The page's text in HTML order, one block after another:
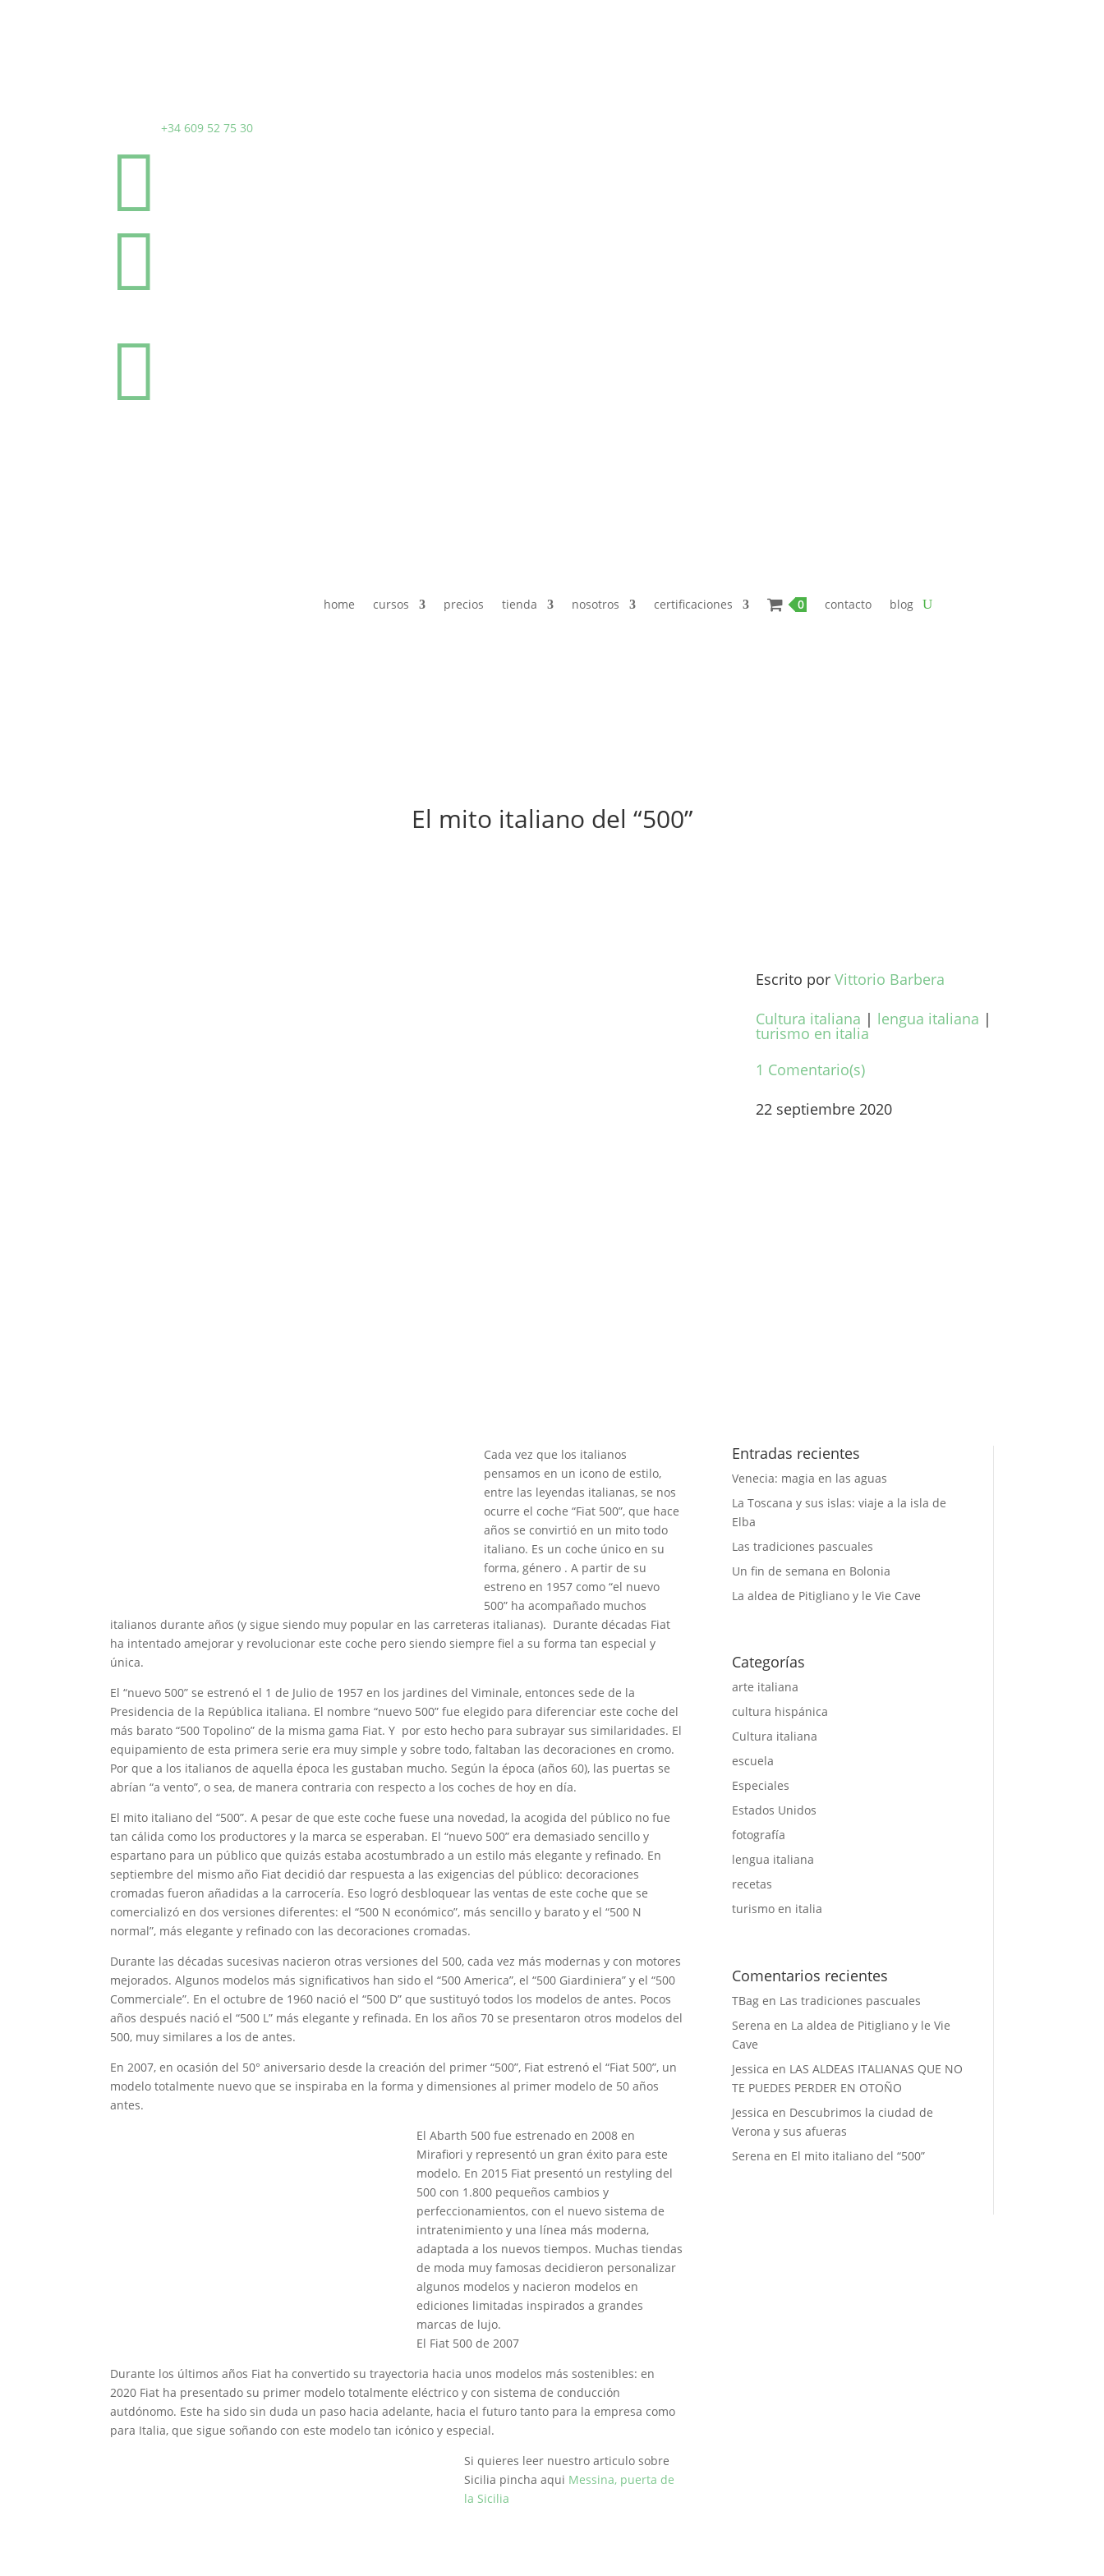
+34 609 52 75 30



home cursos precios tienda nosotros certificaciones 0 productos
contacto blog
El mito italiano del “500”
Escrito porVittorio Barbera
Cultura italiana | lengua italiana |
turismo en italia
1 Comentario(s)
22 septiembre 2020
Cada vez que los italianos
pensamos en un icono de estilo,
entre las leyendas italianas, se nos
ocurre el coche “Fiat 500”, que hace
años se convirtió en un mito todo
italiano. Es un coche único en su
forma, género . A partir de su
estreno en 1957 como “el nuevo
500” ha acompañado muchos
italianos durante años (y sigue siendo muy popular en las carreteras italianas). Durante décadas Fiat
ha intentado amejorar y revolucionar este coche pero siendo siempre fiel a su forma tan especial y
única.
El “nuevo 500” se estrenó el 1 de Julio de 1957 en los jardines del Viminale, entonces sede de la
Presidencia de la República italiana. El nombre “nuevo 500” fue elegido para diferenciar este coche del
más barato “500 Topolino” de la misma gama Fiat. Y por esto hecho para subrayar sus similaridades. El
equipamiento de esta primera serie era muy simple y sobre todo, faltaban las decoraciones en cromo.
Por que a los italianos de aquella época les gustaban mucho. Según la época (años 60), las puertas se
abrían “a vento”, o sea, de manera contraria con respecto a los coches de hoy en día.
El mito italiano del “500”. A pesar de que este coche fuese una novedad, la acogida del público no fue
tan cálida como los productores y la marca se esperaban. El “nuevo 500” era demasiado sencillo y
espartano para un público que quizás estaba acostumbrado a un estilo más elegante y refinado. En
septiembre del mismo año Fiat decidió dar respuesta a las exigencias del público: decoraciones
cromadas fueron añadidas a la carrocería. Eso logró desbloquear las ventas de este coche que se
comercializó en dos versiones diferentes: el “500 N económico”, más sencillo y barato y el “500 N
normal”, más elegante y refinado con las decoraciones cromadas.
Durante las décadas sucesivas nacieron otras versiones del 500, cada vez más modernas y con motores
mejorados. Algunos modelos más significativos han sido el “500 America”, el “500 Giardiniera” y el “500
Commerciale”. En el octubre de 1960 nació el “500 D” que sustituyó todos los modelos de antes. Pocos
años después nació el “500 L” más elegante y refinada. En los años 70 se presentaron otros modelos del
500, muy similares a los de antes.
En 2007, en ocasión del 50° aniversario desde la creación del primer “500”, Fiat estrenó el “Fiat 500”, un
modelo totalmente nuevo que se inspiraba en la forma y dimensiones al primer modelo de 50 años
antes.
El Abarth 500 fue estrenado en 2008 en
Mirafiori y representó un gran éxito para este
modelo. En 2015 Fiat presentó un restyling del
500 con 1.800 pequeños cambios y
perfeccionamientos, con el nuevo sistema de
intratenimiento y una línea más moderna,
adaptada a los nuevos tiempos. Muchas tiendas
de moda muy famosas decidieron personalizar
algunos modelos y nacieron modelos en
ediciones limitadas inspirados a grandes
marcas de lujo.
El Fiat 500 de 2007
Durante los últimos años Fiat ha convertido su trayectoria hacia unos modelos más sostenibles: en
2020 Fiat ha presentado su primer modelo totalmente eléctrico y con sistema de conducción
autdónomo. Este ha sido sin duda un paso hacia adelante, hacia el futuro tanto para la empresa como
para Italia, que sigue soñando con este modelo tan icónico y especial.
Si quieres leer nuestro articulo sobre
Sicilia pincha aqui Messina, puerta de
la Sicilia
Entradas recientes
Venecia: magia en las aguas
La Toscana y sus islas: viaje a la isla de
Elba
Las tradiciones pascuales
Un fin de semana en Bolonia
La aldea de Pitigliano y le Vie Cave
Categorías
arte italiana
cultura hispánica
Cultura italiana
escuela
Especiales
Estados Unidos
fotografía
lengua italiana
recetas
turismo en italia
Comentarios recientes
TBagen Las tradiciones pascuales
Serena en La aldea de Pitigliano y le Vie
Cave
Jessica en LAS ALDEAS ITALIANAS QUE NO
TE PUEDES PERDER EN OTOÑO
Jessica en Descubrimos la ciudad de
Verona y sus afueras
Serena en El mito italiano del “500”